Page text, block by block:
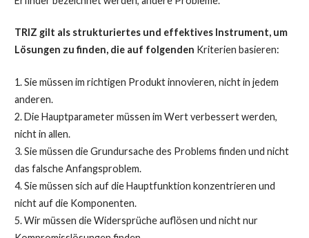
TRIZ gilt als strukturiertes und effektives Instrument, um
Lösungen zu finden, die auf folgenden Kriterien basieren:
1. Sie müssen im richtigen Produkt innovieren, nicht in jedem
anderen.
2. Die Hauptparameter müssen im Wert verbessert werden,
nicht in allen.
3. Sie müssen die Grundursache des Problems finden und nicht
das falsche Anfangsproblem.
4. Sie müssen sich auf die Hauptfunktion konzentrieren und
nicht auf die Komponenten.
5. Wir müssen die Widersprüche auflösen und nicht nur